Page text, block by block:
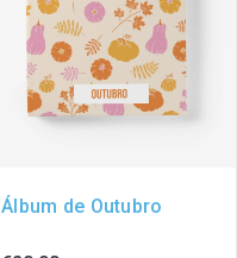
Álbum de Outubro